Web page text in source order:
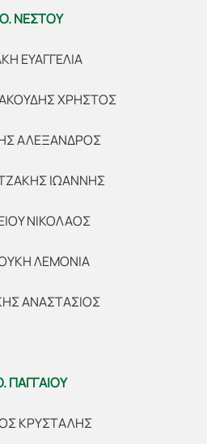
ΝΕΣΤΟΥ
ΕΥΑΓΓΕΛΙΑ
ΧΡΗΣΤΟΣ
ΑΛΕΞΑΝΔΡΟΣ
ΙΩΑΝΝΗΣ
ΝΙΚΟΛΑΟΣ
ΛΕΜΟΝΙΑ
ΑΝΑΣΤΑΣΙΟΣ
ΠΑΓΓΑΙΟΥ
ΚΡΥΣΤΑΛΗΣ